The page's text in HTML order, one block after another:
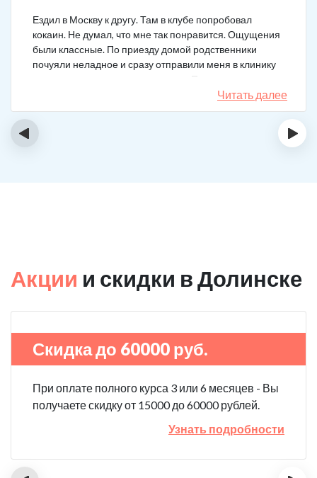
Ездил в Москву к другу. Там в клубе попробовал
кокаин. Не думал, что мне так понравится. Ощущения
были классные. По приезду домой родственники
почуяли неладное и сразу отправили меня в клинику
после того как я им все рассказал. Прошел курс
лечения, но мысли о коксе не прошли. Сейчас хожу на
курсы анонимных наркоманов, делаю все, чтобы
Читать далее
‹ ›
Акции и скидки в Долинске
Скидка до 60000 руб.
При оплате полного курса 3 или 6 месяцев - Вы
получаете скидку от 15000 до 60000 рублей.
Узнать подробности